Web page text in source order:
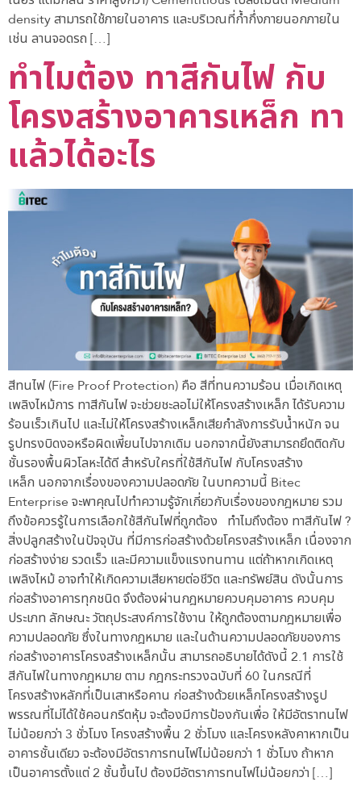
density สามารถใช้ภายในอาคาร และบริเวณที่ก้ำกึ่งภายนอกภายใน
เช่น ลานจอดรถ […]
ทำไมต้อง ทาสีกันไฟ กับ
โครงสร้างอาคารเหล็ก ทา
แล้วได้อะไร
สีทนไฟ (Fire Proof Protection) คือ สีที่ทนความร้อน เมื่อเกิดเหตุ
เพลิงไหม้การ ทาสีกันไฟ จะช่วยชะลอไม่ให้โครงสร้างเหล็ก ได้รับความ
ร้อนเร็วเกินไป และไม่ให้โครงสร้างเหล็กเสียกำลังการรับน้ำหนัก จน
รูปทรงบิดงอหรือผิดเพี้ยนไปจากเดิม นอกจากนี้ยังสามารถยึดติดกับ
ชั้นรองพื้นผิวโลหะได้ดี สำหรับใครที่ใช้สีกันไฟ กับโครงสร้าง
เหล็ก นอกจากเรื่องของความปลอดภัย ในบทความนี้ Bitec
Enterprise จะพาคุณไปทำความรู้จักเกี่ยวกับเรื่องของกฎหมาย รวม
ถึงข้อควรรู้ในการเลือกใช้สีกันไฟที่ถูกต้อง ทำไมถึงต้อง ทาสีกันไฟ ?
สิ่งปลูกสร้างในปัจจุบัน ที่มีการก่อสร้างด้วยโครงสร้างเหล็ก เนื่องจาก
ก่อสร้างง่าย รวดเร็ว และมีความแข็งแรงทนทาน แต่ถ้าหากเกิดเหตุ
เพลิงไหม้ อาจทำให้เกิดความเสียหายต่อชีวิต และทรัพย์สิน ดังนั้นการ
ก่อสร้างอาคารทุกชนิด จึงต้องผ่านกฎหมายควบคุมอาคาร ควบคุม
ประเภท ลักษณะ วัตถุประสงค์การใช้งาน ให้ถูกต้องตามกฎหมายเพื่อ
ความปลอดภัย ซึ่งในทางกฎหมาย และในด้านความปลอดภัยของการ
ก่อสร้างอาคารโครงสร้างเหล็กนั้น สามารถอธิบายได้ดังนี้ 2.1 การใช้
สีกันไฟในทางกฎหมาย ตาม กฎกระทรวงฉบับที่ 60 ในกรณีที่
โครงสร้างหลักที่เป็นเสาหรือคาน ก่อสร้างด้วยเหล็กโครงสร้างรูป
พรรณที่ไม่ได้ใช้คอนกรีตหุ้ม จะต้องมีการป้องกันเพื่อ ให้มีอัตราทนไฟ
ไม่น้อยกว่า 3 ชั่วโมง โครงสร้างพื้น 2 ชั่วโมง และโครงหลังคาหากเป็น
อาคารชั้นเดียว จะต้องมีอัตราการทนไฟไม่น้อยกว่า 1 ชั่วโมง ถ้าหาก
เป็นอาคารตั้งแต่ 2 ชั้นขึ้นไป ต้องมีอัตราการทนไฟไม่น้อยกว่า […]